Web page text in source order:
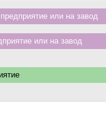
или на завод
или на завод